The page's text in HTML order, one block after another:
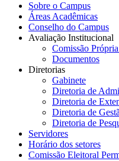
Sobre o Campus
Áreas Acadêmicas
Conselho do Campus
Avaliação Institucional
Comissão
Documentos
Diretorias
Gabinete
Diretoria de
Diretoria de
Diretoria de
Diretoria de
Servidores
Horário dos setores
Comissão Eleitoral